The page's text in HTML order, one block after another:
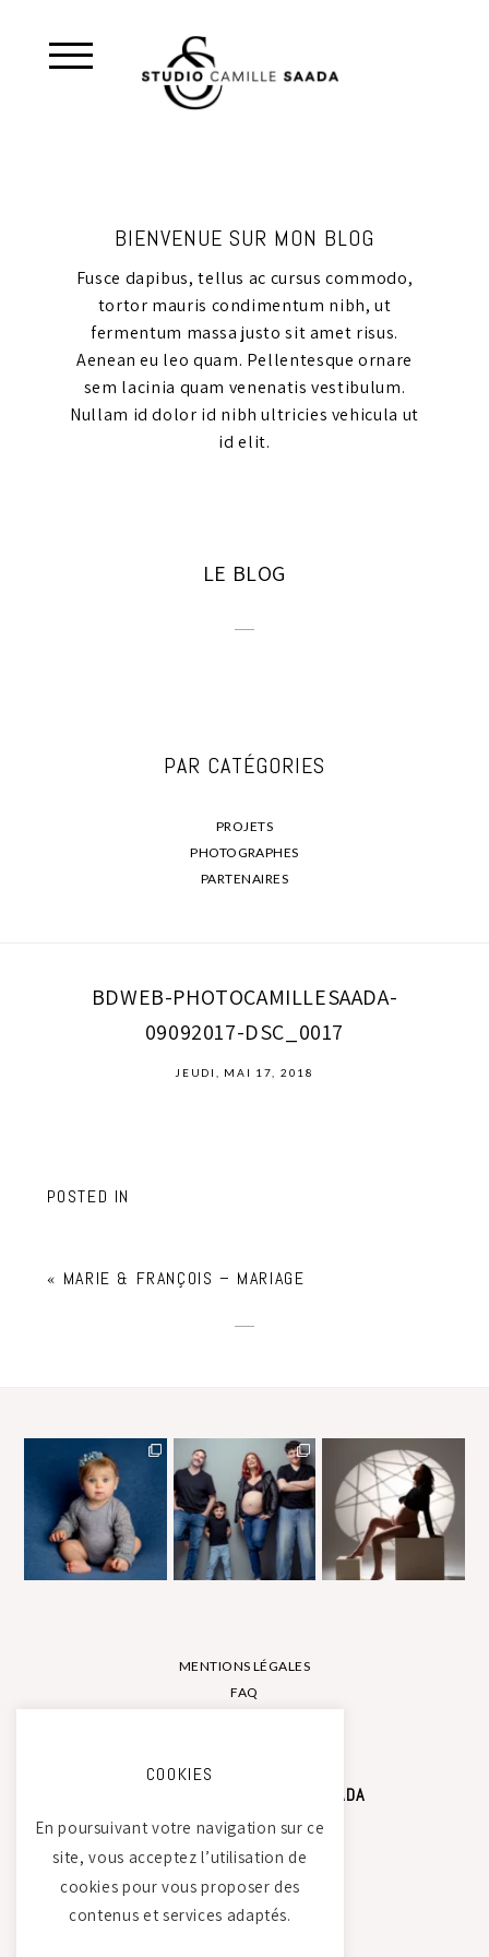
BIENVENUE SUR MON BLOG
Fusce dapibus, tellus ac cursus commodo,
tortor mauris condimentum nibh, ut
fermentum massa justo sit amet risus.
Aenean eu leo quam. Pellentesque ornare
sem lacinia quam venenatis vestibulum.
Nullam id dolor id nibh ultricies vehicula ut
id elit.
LE BLOG
PAR CATÉGORIES
PROJETS
PHOTOGRAPHES
PARTENAIRES
BDWEB-PHOTOCAMILLESAADA-
09092017-DSC_0017
JEUDI, MAI 17, 2018
POSTED IN
« MARIE & FRANÇOIS – MARIAGE
STUDIO PHOTO CAMILLE SAADA
Atelier Tierdam
121 La Baumondière
44240 Sucé-sur-Erdre
MENTIONS LÉGALES
FAQ
COOKIES
En poursuivant votre navigation sur ce
site, vous acceptez l’utilisation de
cookies pour vous proposer des
contenus et services adaptés.